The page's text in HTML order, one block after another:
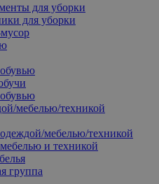
для уборки
для уборки
мебелью/техникой
мебелью/техникой
и техникой
группа